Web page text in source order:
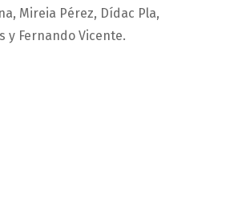
Mireia Pérez, Dídac Pla,
y Fernando Vicente.